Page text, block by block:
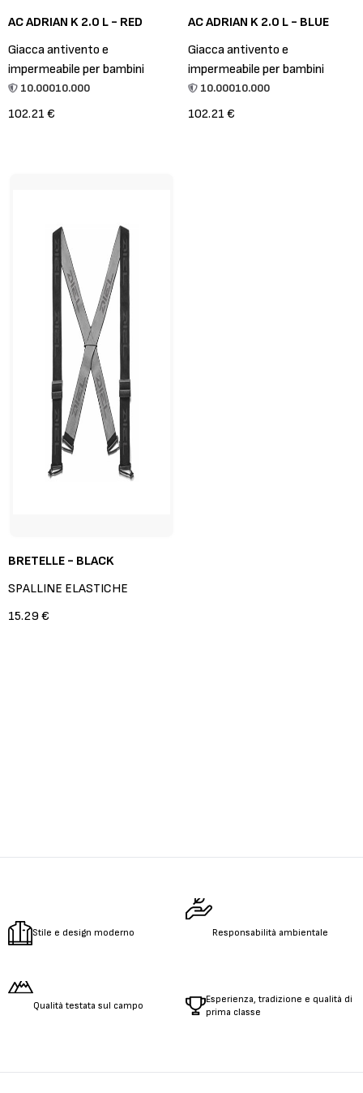
AC ADRIAN K 2.0 L - RED
Giacca antivento e
impermeabile per bambini
10.00010.000
102.21 €
AC ADRIAN K 2.0 L - BLUE
Giacca antivento e
impermeabile per bambini
10.00010.000
102.21 €
BRETELLE - BLACK
SPALLINE ELASTICHE
15.29 €
Stile e design moderno Responsabilità ambientale
Qualità testata sul campo
Esperienza, tradizione e qualità di
prima classe